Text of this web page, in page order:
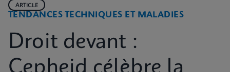
TENDANCES TECHNIQUES ET MALADIES
ARTICLE
Droit devant :